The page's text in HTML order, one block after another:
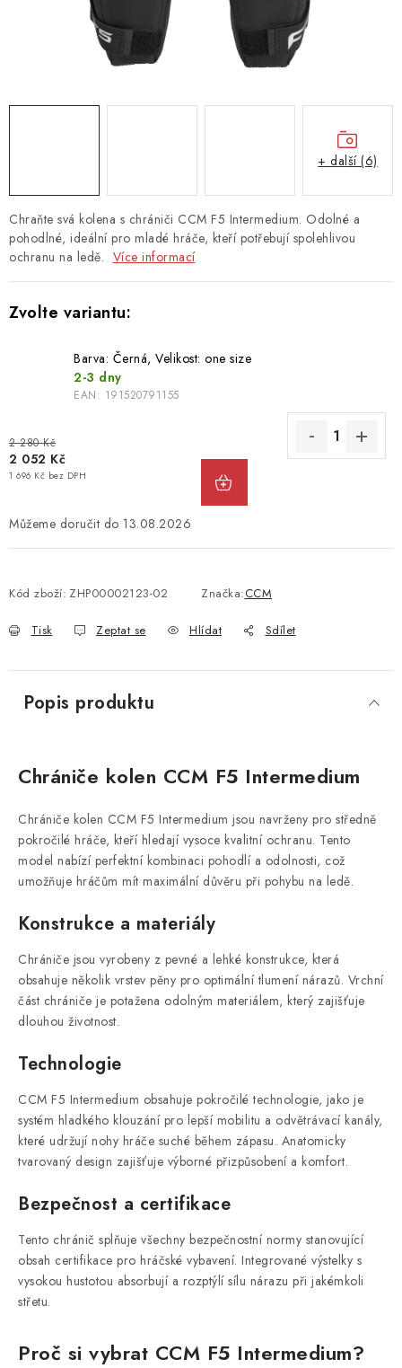
PŘÍSLUŠENSTVÍ
DÁMSKÁ VÝSTROJ
info@hockeyshopteplice.cz
+420 728 784 925 (po–pá: 14:00–18:00)
Chraňte svá kolena s chrániči CCM F5 Intermedium. Odolné a
pohodlné, ideální pro mladé hráče, kteří potřebují spolehlivou
ochranu na ledě. Více informací
Barva: Černá, Velikost: one size
2-3 dny
EAN: 191520791155
2 280 Kč
2 052 Kč
1 696 Kč bez DPH
13.08.2026
Kód zboží: ZHP00002123-02 Značka:CCM
Tisk Zeptat se Hlídat Sdílet
+ další (6)
Popis produktu
Chrániče kolen CCM F5 Intermedium
Chrániče kolen CCM F5 Intermedium jsou navrženy pro středně
pokročilé hráče, kteří hledají vysoce kvalitní ochranu. Tento
model nabízí perfektní kombinaci pohodlí a odolnosti, což
umožňuje hráčům mít maximální důvěru při pohybu na ledě.
Konstrukce a materiály
Chrániče jsou vyrobeny z pevné a lehké konstrukce, která
obsahuje několik vrstev pěny pro optimální tlumení nárazů. Vrchní
část chrániče je potažena odolným materiálem, který zajišťuje
dlouhou životnost.
Technologie
CCM F5 Intermedium obsahuje pokročilé technologie, jako je
systém hladkého klouzání pro lepší mobilitu a odvětrávací kanály,
které udržují nohy hráče suché během zápasu. Anatomicky
tvarovaný design zajišťuje výborné přizpůsobení a komfort.
Bezpečnost a certifikace
Tento chránič splňuje všechny bezpečnostní normy stanovující
obsah certifikace pro hráčské vybavení. Integrované výstelky s
vysokou hustotou absorbují a rozptýlí sílu nárazu při jakémkoli
střetu.
Proč si vybrat CCM F5 Intermedium?